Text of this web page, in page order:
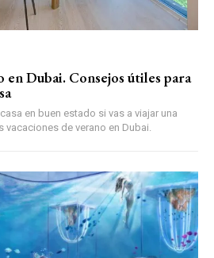
en Dubai. Consejos útiles para
en buen estado si vas a viajar una
vacaciones de verano en Dubai.